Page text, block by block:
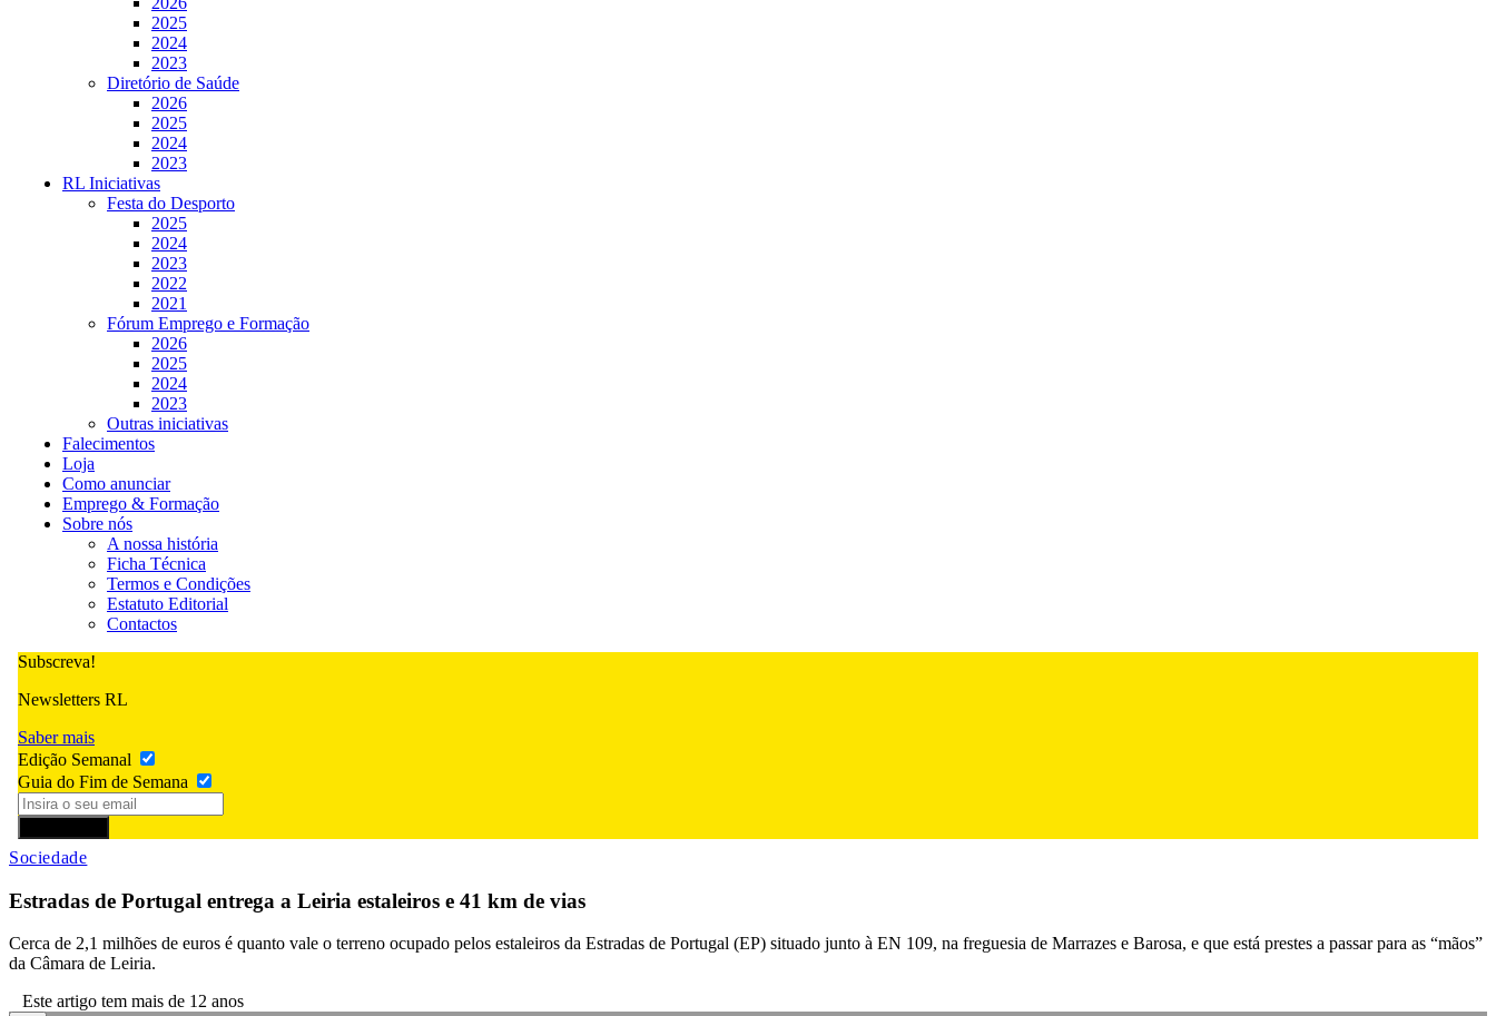
2025
2024
2023
Diretório de Saúde
2026
2025
2024
2023
RL Iniciativas
Festa do Desporto
2025
2024
2023
2022
2021
Fórum Emprego e Formação
2026
2025
2024
2023
Outras iniciativas
Falecimentos
Loja
Como anunciar
Emprego & Formação
Sobre nós
A nossa história
Ficha Técnica
Termos e Condições
Estatuto Editorial
Contactos
Subscreva!
Newsletters RL
Saber mais
Edição Semanal
Guia do Fim de Semana
Sociedade
Estradas de Portugal entrega a Leiria estaleiros e 41 km de vias
Cerca de 2,1 milhões de euros é quanto vale o terreno ocupado pelos estaleiros da Estradas de Portugal (EP) situado junto à EN 109, na freguesia de Marrazes e Barosa, e que está prestes a passar para as “mãos”
da Câmara de Leiria.
Este artigo tem mais de 12 anos